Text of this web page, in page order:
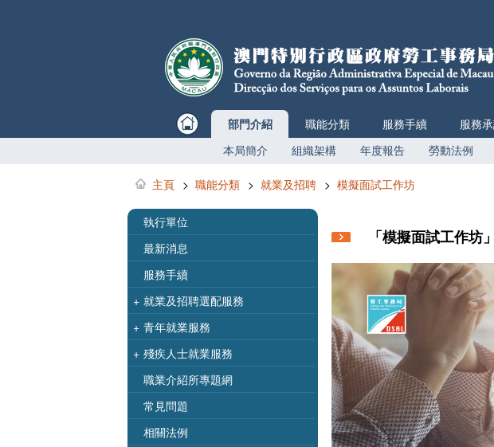
部門介紹
本局簡介
組織架構 年度報告 勞動法例
職能分類 服務手續 服務
主頁 > 職能分類 > 就業及招聘 > 模擬面試工作坊
執行單位
最新消息
服務手續
+ 就業及招聘選配服務
+ 青年就業服務
+ 殘疾人士就業服務
職業介紹所專題網
常見問題
相關法例
「模擬面試工作坊」